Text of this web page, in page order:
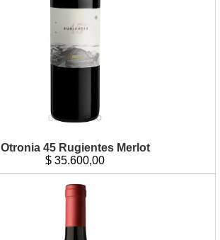
Otronia 45 Rugientes Merlot
$ 35.600,00